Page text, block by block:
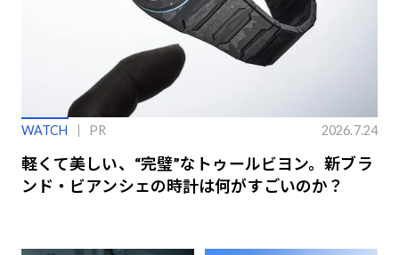
WATCH PR 2026.7.24
軽くて美しい、“完璧”なトゥールビヨン。新ブラ
ンド・ビアンシェの時計は何がすごいのか？